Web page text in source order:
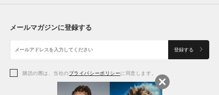
年齢、性別関わらず着用できるカラーリングですので、贈り物
（私はプレゼントの定番となりました）
アクセサリー
アクセサリー
シューズ
アクセサリー
ボトムス
シューズ
メールマガジンに登録する
登録する
購読の際は、当社のプライバシーポリシーに同意します。